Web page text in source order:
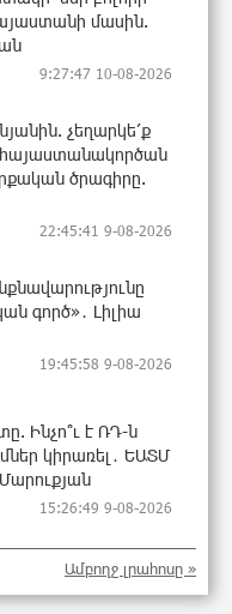
մասին.
9:27:47 10-08-2026
չեղարկե՛ք
ծրագիրը.
22:45:41 9-08-2026
գործ»․ Լիլիա
19:45:58 9-08-2026
Ինչո՞ւ է ՌԴ-ն
կիրառել․ ԵԱՏՄ
15:26:49 9-08-2026
դատելը, անգամ
հրաժարվում,
Ամբողջ լրահոսը »